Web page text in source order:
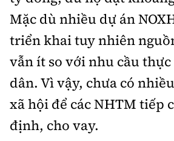
Mặc dù nhiều dự án
triển khai tuy nhiên
vẫn ít so với nhu cầu
dân. Vì vậy, chưa có
xã hội để các NHTM tiếp
định, cho vay.